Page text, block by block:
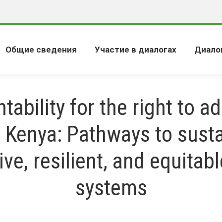
Общие сведения Участие в диалогах
for the right to
Pathways to
resilient, and
systems